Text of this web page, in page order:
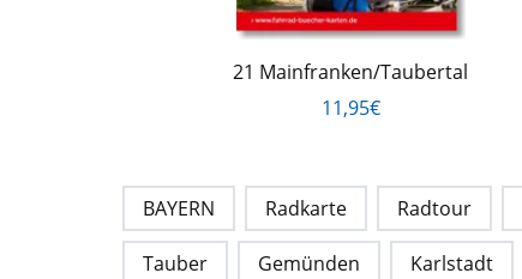
21 Mainfranken/Taubertal
11,95€
BAYERN Radkarte Radtour
Tauber Gemünden Karlstadt